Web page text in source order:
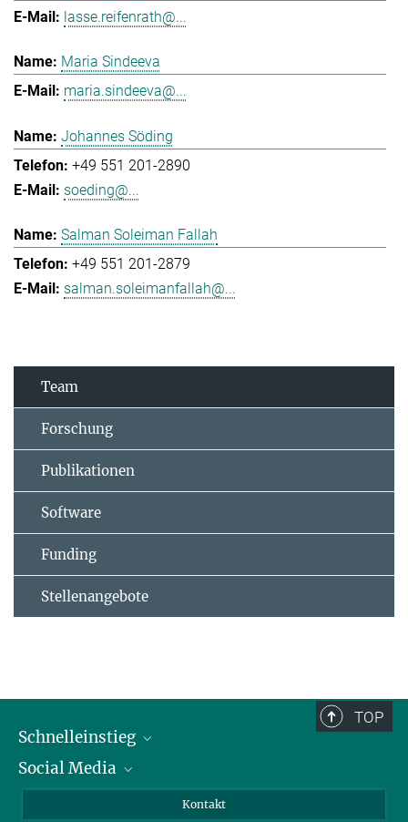
lasse.reifenrath@...
Maria Sindeeva
maria.sindeeva@...
Johannes Söding
+49 551 201-2890
soeding@...
Salman Soleiman Fallah
+49 551 201-2879
salman.soleimanfallah@...
Team
Forschung
Publikationen
Software
Funding
Stellenangebote
TOP
Schnelleinstieg
Alumni
Social Media
Kontakt